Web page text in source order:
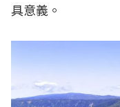
具意義。